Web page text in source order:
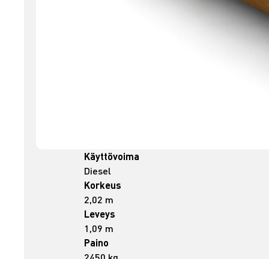
Käyttövoima
Diesel
Korkeus
2,02 m
Leveys
1,09 m
Paino